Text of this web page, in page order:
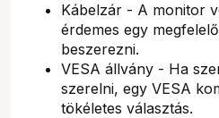
Kábelzár - A monitor
érdemes egy
beszerezni.
VESA állvány - Ha
szerelni, egy VESA
tökéletes választás.